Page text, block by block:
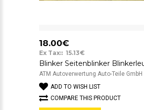
18.00€
Ex Tax:: 15.13€
ATM Autoverwertung Auto-Teile GmbH ..
ADD TO WISH LIST
COMPARE THIS PRODUCT